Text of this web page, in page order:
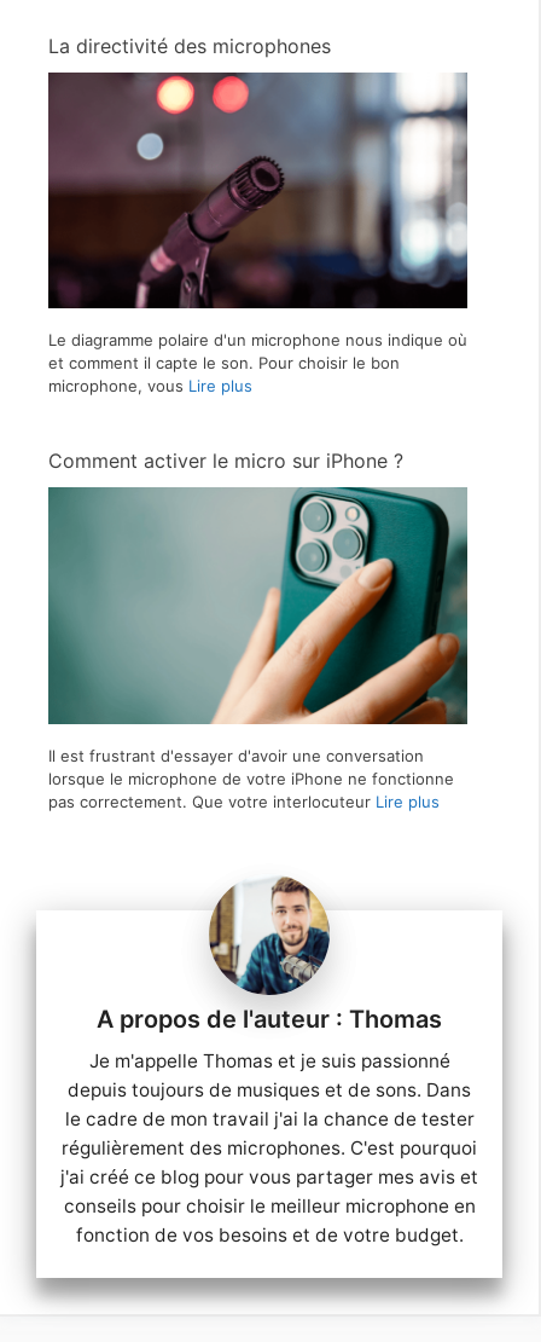
La directivité des microphones
Le diagramme polaire d'un microphone nous indique où
et comment il capte le son. Pour choisir le bon
microphone, vous Lire plus
Comment activer le micro sur iPhone ?
Il est frustrant d'essayer d'avoir une conversation
lorsque le microphone de votre iPhone ne fonctionne
pas correctement. Que votre interlocuteur Lire plus
Thomas
Je m'appelle Thomas et je suis passionné
depuis toujours de musiques et de sons. Dans
le cadre de mon travail j'ai la chance de tester
régulièrement des microphones. C'est pourquoi
j'ai créé ce blog pour vous partager mes avis et
conseils pour choisir le meilleur microphone en
fonction de vos besoins et de votre budget.